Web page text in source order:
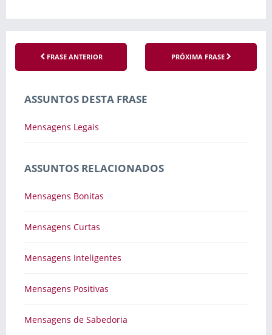
FRASE ANTERIOR PRÓXIMA FRASE
ASSUNTOS DESTA FRASE
Mensagens Legais
ASSUNTOS RELACIONADOS
Mensagens Bonitas
Mensagens Curtas
Mensagens Inteligentes
Mensagens Positivas
Mensagens de Sabedoria